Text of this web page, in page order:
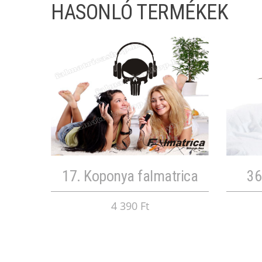
HASONLÓ TERMÉKEK
17. Koponya falmatrica
4 390 Ft